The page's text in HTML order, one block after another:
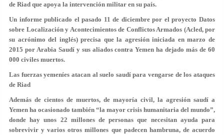
de Riad que apoya la intervención militar en su país.
Un informe publicado el pasado 11 de diciembre por el proyecto Datos
sobre Localización y Acontecimientos de Conflictos Armados (Acled, por
su acrónimo del inglés) precisa que la agresión iniciada en marzo de
2015 por Arabia Saudí y sus aliados contra Yemen ha dejado más de 60
000 civiles muertos.
Las fuerzas yemeníes atacan al suelo saudí para vengarse de los ataques
de Riad
Además de cientos de muertos, de mayoría civil, la agresión saudí a
Yemen ha ocasionado también “la mayor crisis humanitaria del mundo”,
donde hay unos 22 millones de personas que necesitan ayuda para
sobrevivir y varios otros millones que padecen hambruna, de acuerdo